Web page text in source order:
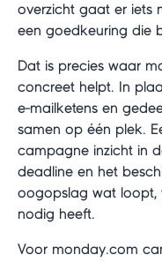
overzicht gaat er iets
een goedkeuring die
Dat is precies waar
concreet helpt. In
e-mailketens en
samen op één plek.
campagne inzicht in
deadline en het
oogopslag wat loopt,
nodig heeft.
Voor monday.com